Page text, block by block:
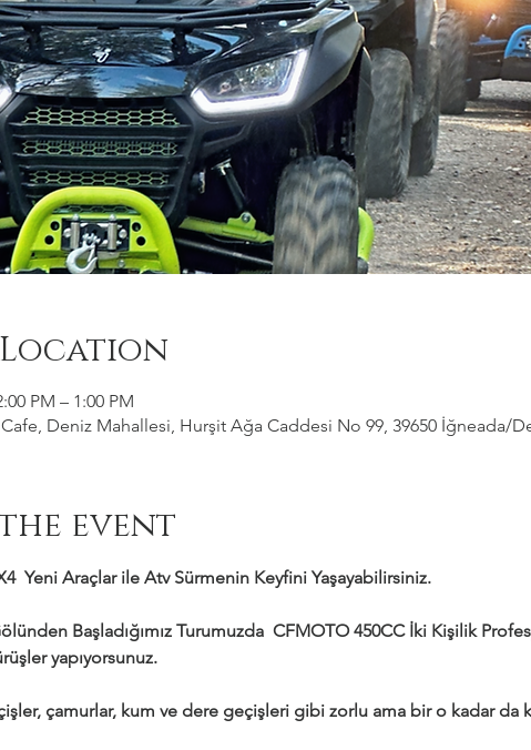
Location
PM – 1:00 PM
Deniz Mahallesi, Hurşit Ağa Caddesi No 99, 39650 İğneada/
event
Yeni Araçlar ile Atv Sürmenin Keyfini Yaşayabilirsiniz.
Başladığımız Turumuzda  CFMOTO 450CC İki Kişilik
yapıyorsunuz.
çamurlar, kum ve dere geçişleri gibi zorlu ama bir o kadar da